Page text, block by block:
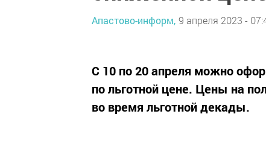
Апастово-информ, 9 апреля 2023 -
С 10 по 20 апреля можно
по льготной цене. Цены на
во время льготной декады.